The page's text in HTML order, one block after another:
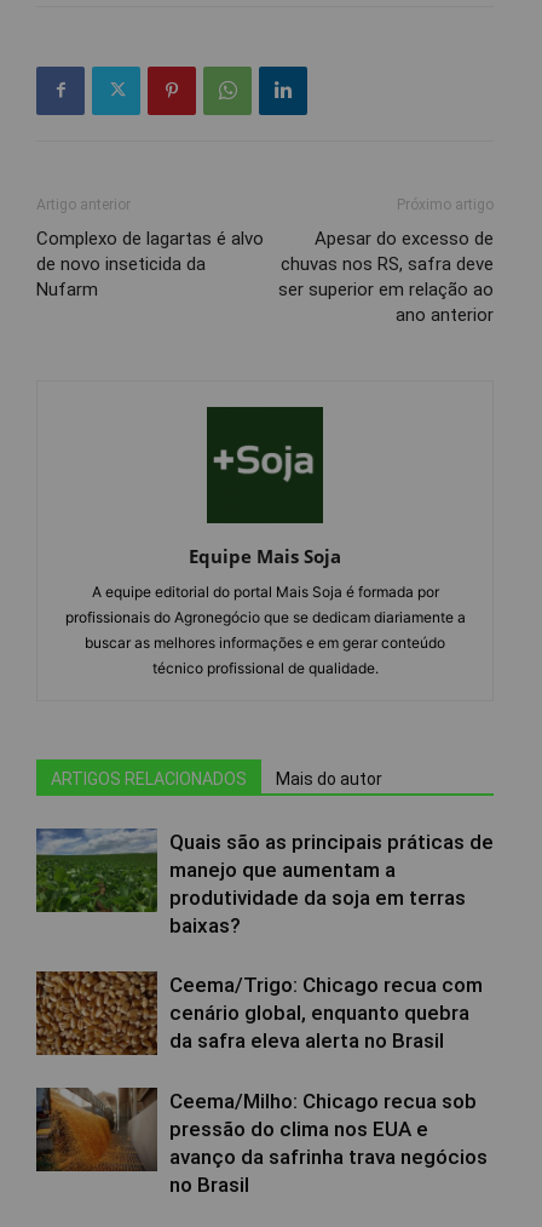
Artigo anterior
Complexo de lagartas é alvo
de novo inseticida da
Nufarm
Próximo artigo
Apesar do excesso de
chuvas nos RS, safra deve
ser superior em relação ao
ano anterior
Equipe Mais Soja
A equipe editorial do portal Mais Soja é formada por
profissionais do Agronegócio que se dedicam diariamente a
buscar as melhores informações e em gerar conteúdo
técnico profissional de qualidade.
ARTIGOS RELACIONADOS Mais do autor
Quais são as principais práticas de
manejo que aumentam a
produtividade da soja em terras
baixas?
Ceema/Trigo: Chicago recua com
cenário global, enquanto quebra
da safra eleva alerta no Brasil
Ceema/Milho: Chicago recua sob
pressão do clima nos EUA e
avanço da safrinha trava negócios
no Brasil